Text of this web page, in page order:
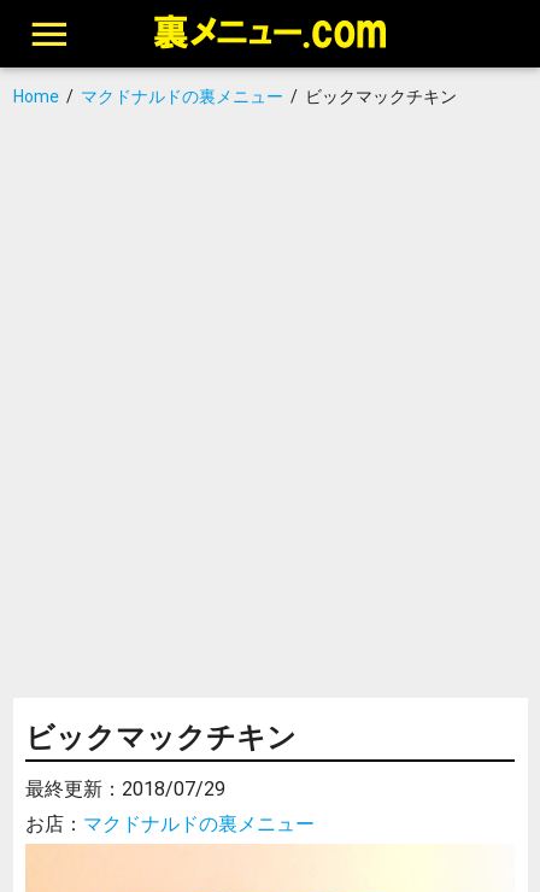
Home/ マクドナルドの裏メニュー / ビックマックチキン
ビックマックチキン
最終更新： 2018/07/29
お店： マクドナルドの裏メニュー